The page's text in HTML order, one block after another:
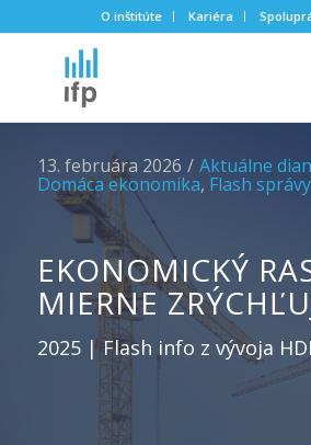
O inštitúte Kariéra
13. februára 2026 / Aktuálne
Domáca ekonomika, Flash správy
EKONOMICKÝ
MIERNE
2025 | Flash info z vývoja